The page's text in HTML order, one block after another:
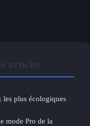
les plus écologiques
mode Pro de la